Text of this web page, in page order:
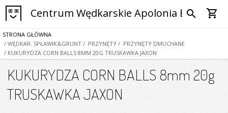
Centrum Wędkarskie Apolonia Bytom
search shopping_cart
STRONA GŁÓWNA
/ WĘDKAR. SPŁAWIK&GRUNT / PRZYNĘTY / PRZYNĘTY DMUCHANE
/ KUKURYDZA CORN BALLS 8MM 20G TRUSKAWKA JAXON
KUKURYDZA CORN BALLS 8mm 20g
TRUSKAWKA JAXON